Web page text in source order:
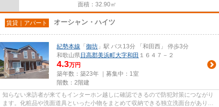
面積：32.90㎡
賃貸｜アパート オーシャン・ハイツ
紀勢本線 「 御坊 」駅 バス13分 「和田西」 停歩3分
和歌山県日高郡美浜町大字和田 １６４７－２
4.3万円
築年数：築23年 ｜募集中： 1室
階数：2階建
知らない来訪者が来てもインターホン越しに確認できるので防犯対策につながり
ます。化粧品や洗面道具といった小物をまとめて収納できる独立洗面台がありま